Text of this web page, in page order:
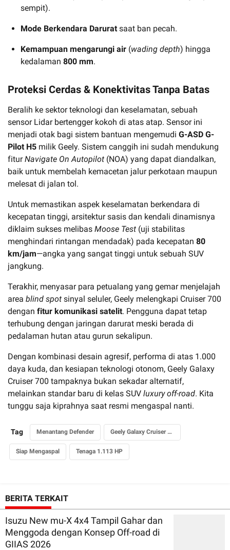
sempit).
Mode Berkendara Darurat saat ban pecah.
Kemampuan mengarungi air (wading depth) hingga
kedalaman 800 mm.
Proteksi Cerdas & Konektivitas Tanpa Batas
Beralih ke sektor teknologi dan keselamatan, sebuah
sensor Lidar bertengger kokoh di atas atap. Sensor ini
menjadi otak bagi sistem bantuan mengemudi G-ASD G-
Pilot H5 milik Geely. Sistem canggih ini sudah mendukung
fiturNavigate On Autopilot (NOA) yang dapat diandalkan,
baik untuk membelah kemacetan jalur perkotaan maupun
melesat di jalan tol.
Untuk memastikan aspek keselamatan berkendara di
kecepatan tinggi, arsitektur sasis dan kendali dinamisnya
diklaim sukses melibas Moose Test (uji stabilitas
menghindari rintangan mendadak) pada kecepatan 80
km/jam—angka yang sangat tinggi untuk sebuah SUV
jangkung.
Terakhir, menyasar para petualang yang gemar menjelajah
area blind spot sinyal seluler, Geely melengkapi Cruiser 700
dengan fitur komunikasi satelit. Pengguna dapat tetap
terhubung dengan jaringan darurat meski berada di
pedalaman hutan atau gurun sekalipun.
Dengan kombinasi desain agresif, performa di atas 1.000
daya kuda, dan kesiapan teknologi otonom, Geely Galaxy
Cruiser 700 tampaknya bukan sekadar alternatif,
melainkan standar baru di kelas SUV luxury off-road. Kita
tunggu saja kiprahnya saat resmi mengaspal nanti.
Tag Menantang Defender Geely Galaxy Cruiser 700
Siap Mengaspal Tenaga 1.113 HP
BERITA TERKAIT
Isuzu New mu-X 4x4 Tampil Gahar dan
Menggoda dengan Konsep Off-road di
GIIAS 2026